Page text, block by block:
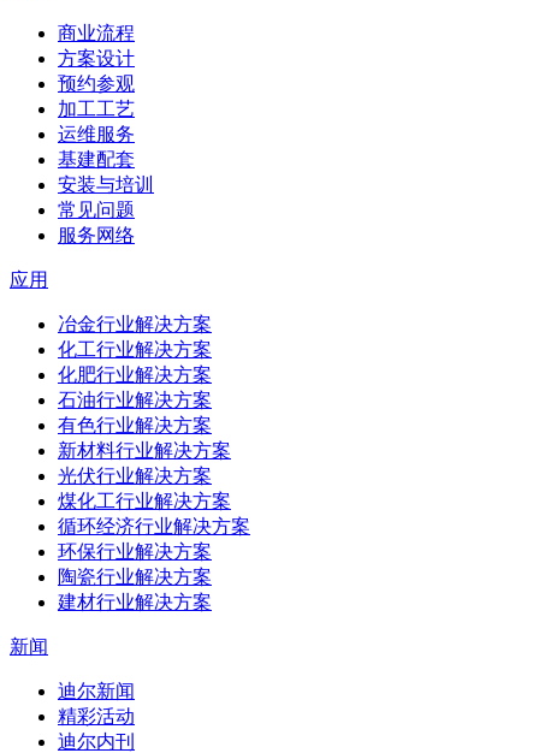
商业流程
方案设计
预约参观
加工工艺
运维服务
基建配套
安装与培训
常见问题
服务网络
应用
冶金行业解决方案
化工行业解决方案
化肥行业解决方案
石油行业解决方案
有色行业解决方案
新材料行业解决方案
光伏行业解决方案
煤化工行业解决方案
循环经济行业解决方案
环保行业解决方案
陶瓷行业解决方案
建材行业解决方案
新闻
迪尔新闻
精彩活动
迪尔内刊